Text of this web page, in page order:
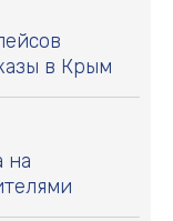
в Крым
на